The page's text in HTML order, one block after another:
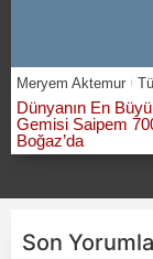
Meryem Aktemur
Dünyanın En
Gemisi Saipem
Boğaz’da
Son